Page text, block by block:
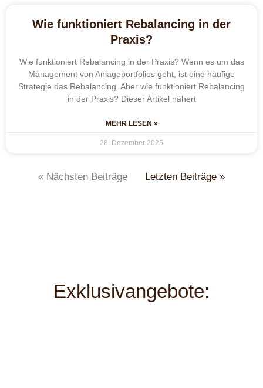
Wie funktioniert Rebalancing in der
Praxis?
Wie funktioniert Rebalancing in der Praxis? Wenn es um das
Management von Anlageportfolios geht, ist eine häufige
Strategie das Rebalancing. Aber wie funktioniert Rebalancing
in der Praxis? Dieser Artikel nähert
MEHR LESEN »
28. Dezember 2025
« Nächsten Beiträge Letzten Beiträge »
Exklusivangebote: